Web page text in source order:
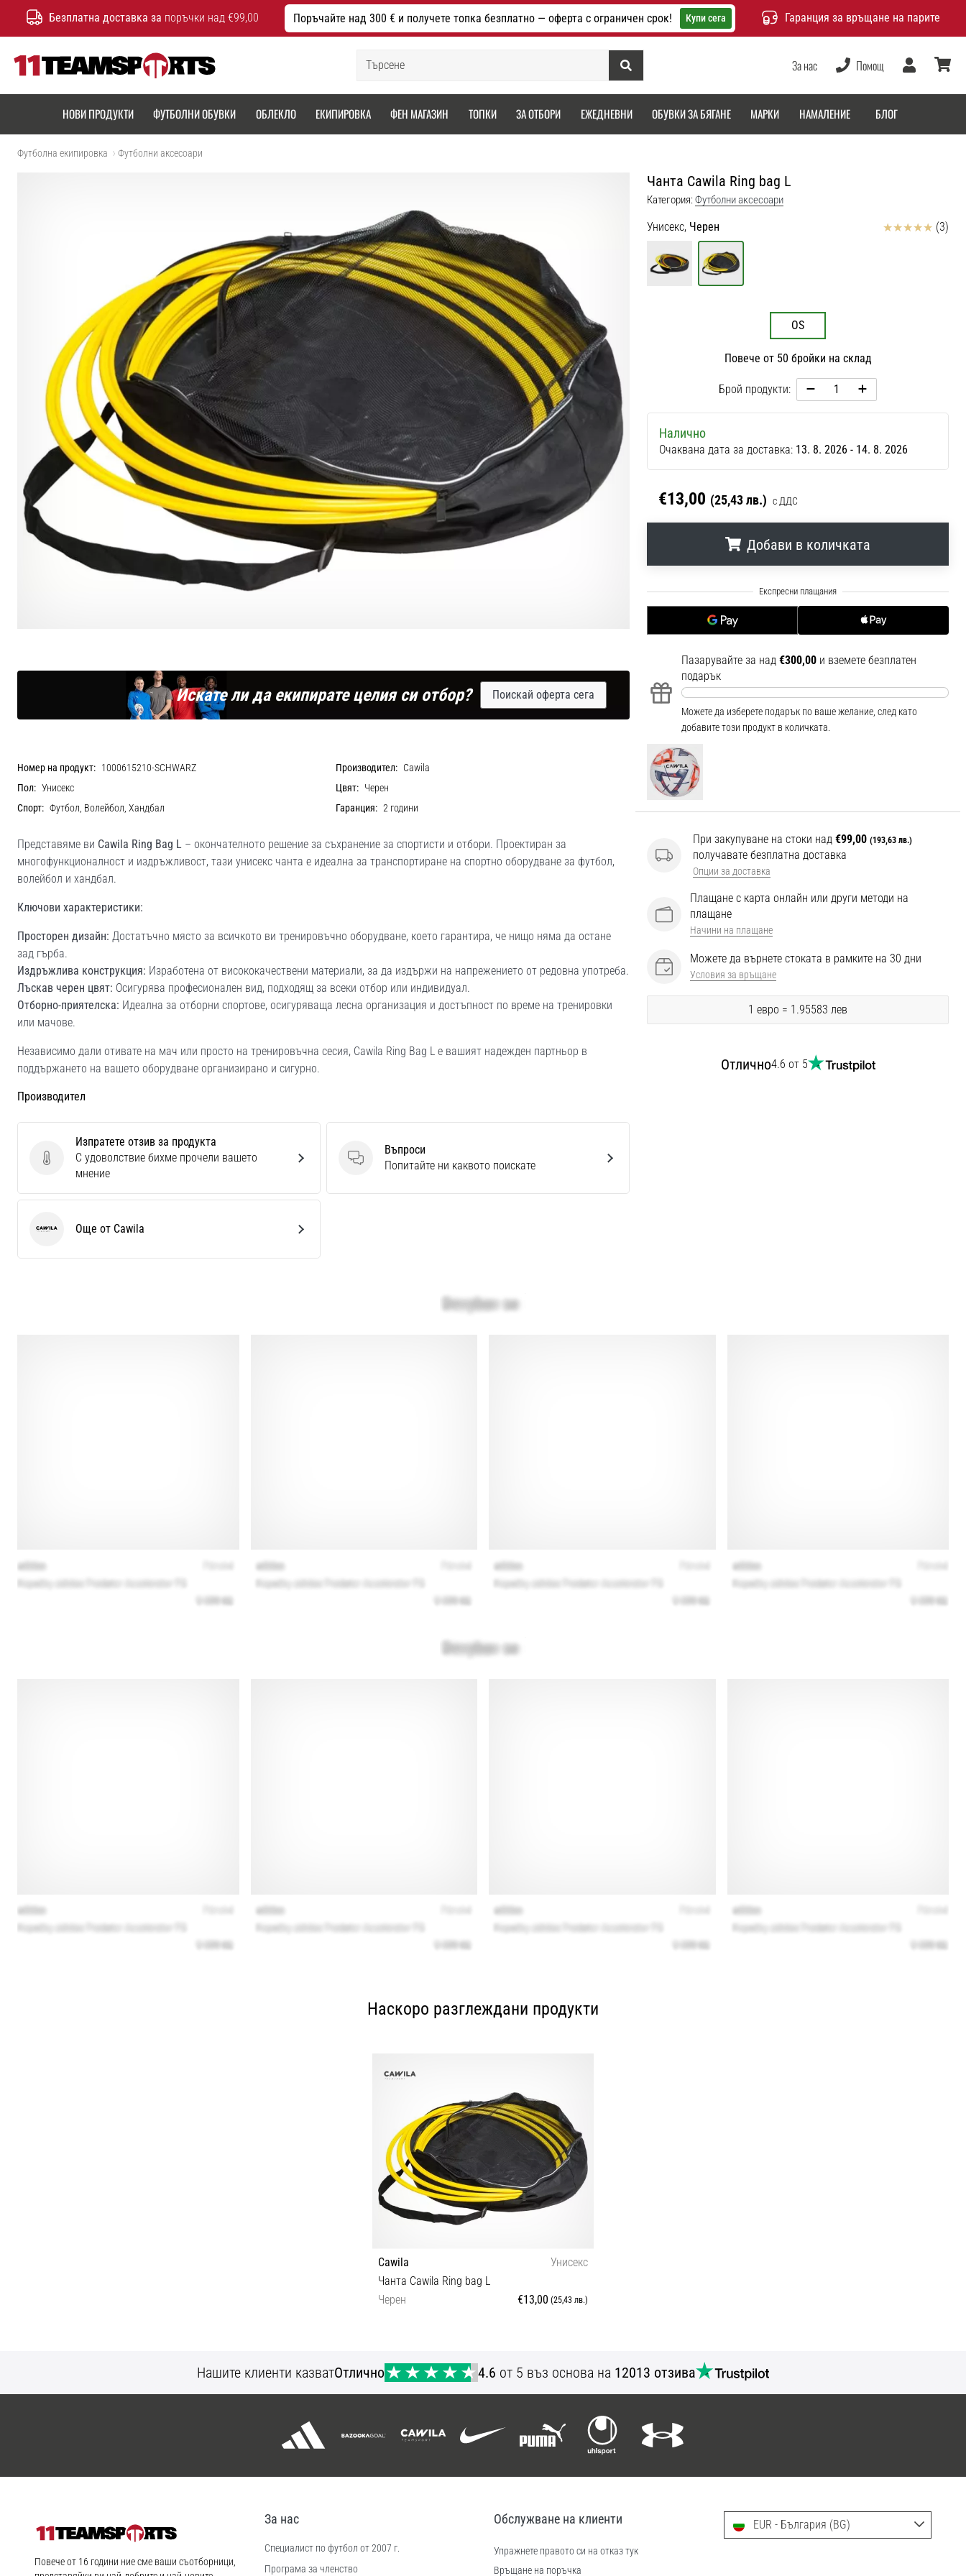
Безплатна доставка за поръчки над €99,00 Поръчайте над 300 € и получете топка безплатно — оферта с ограничен срок! Купи сега Гаранция за връщане на парите
Търсене
За нас Помощ
Потребител
НОВИ ПРОДУКТИ ФУТБОЛНИ ОБУВКИ ОБЛЕКЛО ЕКИПИРОВКА ФЕН МАГАЗИН ТОПКИ ЗА ОТБОРИ ЕЖЕДНЕВНИ ОБУВКИ ЗА БЯГАНЕ МАРКИ НАМАЛЕНИЕ БЛОГ
Футболна екипировка Футболни аксесоари
Чанта Cawila Ring bag L
Категория:Футболни аксесоари
Унисекс, Черен Отзиви (3)
OS
Повече от 50 бройки на склад
Брой продукти:
Налично
Очаквана дата за доставка: 13. 8. 2026 - 14. 8. 2026
€13,00 (25,43 лв.) с ДДС
Добави в количката
Пазарувайте за над €300,00 и вземете безплатен
подарък
Можете да изберете подарък по ваше желание, след като
добавите този продукт в количката.
При закупуване на стоки над €99,00 (193,63 лв.)
получавате безплатна доставка
Опции за доставка
Плащане с карта онлайн или други методи на
плащане
Начини на плащане
Можете да върнете стоката в рамките на 30 дни
Условия за връщане
1 евро = 1.95583 лев
Отлично4.6 от 5
Искате ли да екипирате целия си отбор? Поискай оферта сега
Номер на продукт: 1000615210-SCHWARZ Производител: Cawila
Пол: Унисекс Цвят: Черен
Спорт: Футбол, Волейбол, Хандбал Гаранция: 2 години
Представяме ви Cawila Ring Bag L – окончателното решение за съхранение за спортисти и отбори. Проектиран за
многофункционалност и издръжливост, тази унисекс чанта е идеална за транспортиране на спортно оборудване за футбол,
волейбол и хандбал.
Ключови характеристики:
Просторен дизайн: Достатъчно място за всичкото ви тренировъчно оборудване, което гарантира, че нищо няма да остане
зад гърба.
Издръжлива конструкция: Изработена от висококачествени материали, за да издържи на напрежението от редовна употреба.
Лъскав черен цвят: Осигурява професионален вид, подходящ за всеки отбор или индивидуал.
Отборно-приятелска: Идеална за отборни спортове, осигуряваща лесна организация и достъпност по време на тренировки
или мачове.
Независимо дали отивате на мач или просто на тренировъчна сесия, Cawila Ring Bag L е вашият надежден партньор в
поддържането на вашето оборудване организирано и сигурно.
Производител
Изпратете отзив за продукта
Изпратете отзив за продукта
С удоволствие бихме прочели вашето
мнение
Въпроси
Въпроси
Попитайте ни каквото поискате
Cawila Още от Cawila
Наскоро разглеждани продукти
Cawila
Унисекс
Чанта Cawila Ring bag L
Черен
€13,00 (25,43 лв.)
Нашите клиенти казватОтлично 4.6 от 5 въз основа на 12013 отзива
11teamsports.bg
Повече от 16 години ние сме ваши съотборници,
За нас
Специалист по футбол от 2007 г.
Програма за членство
Обслужване на клиенти
Упражнете правото си на отказ тук
Връщане на поръчка
EUR - България (BG)